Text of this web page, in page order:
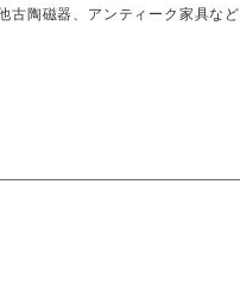
古陶磁器、アンティーク家具など